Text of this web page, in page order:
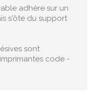
adhère sur un
s'ôte du support
sont
code -